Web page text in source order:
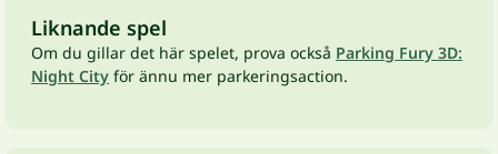
Liknande spel
Om du gillar det här spelet, prova också Parking Fury 3D:
Night City för ännu mer parkeringsaction.